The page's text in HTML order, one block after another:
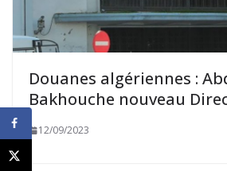
Douanes algériennes :
Bakhouche nouveau
12/09/2023